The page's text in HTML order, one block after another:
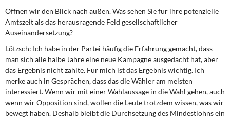
Öffnen wir den Blick nach außen. Was sehen Sie für ihre potenzielle
Amtszeit als das herausragende Feld gesellschaftlicher
Auseinandersetzung?
Lötzsch: Ich habe in der Partei häufig die Erfahrung gemacht, dass
man sich alle halbe Jahre eine neue Kampagne ausgedacht hat, aber
das Ergebnis nicht zählte. Für mich ist das Ergebnis wichtig. Ich
merke auch in Gesprächen, dass das die Wähler am meisten
interessiert. Wenn wir mit einer Wahlaussage in die Wahl gehen, auch
wenn wir Opposition sind, wollen die Leute trotzdem wissen, was wir
bewegt haben. Deshalb bleibt die Durchsetzung des Mindestlohns ein